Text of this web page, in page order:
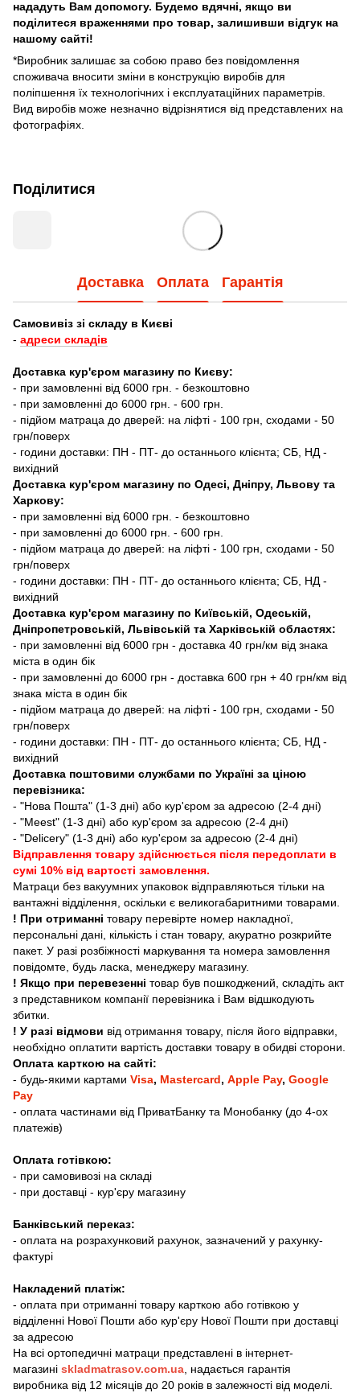
нададуть Вам допомогу. Будемо вдячні, якщо ви
поділитеся враженнями про товар, залишивши відгук на
нашому сайті!
*Виробник залишає за собою право без повідомлення
споживача вносити зміни в конструкцію виробів для
поліпшення їх технологічних і експлуатаційних параметрів.
Вид виробів може незначно відрізнятися від представлених на
фотографіях.
Поділитися
Доставка Оплата Гарантія
Самовивіз зі складу в Києві
- адреси складів
Доставка кур'єром магазину по Києву:
- при замовленні від 6000 грн. - безкоштовно
- при замовленні до 6000 грн. - 600 грн.
- підйом матраца до дверей: на ліфті - 100 грн, сходами - 50
грн/поверх
- години доставки: ПН - ПТ- до останнього клієнта; СБ, НД -
вихідний
Доставка кур'єром магазину по Одесі, Дніпру, Львову та
Харкову:
- при замовленні від 6000 грн. - безкоштовно
- при замовленні до 6000 грн. - 600 грн.
- підйом матраца до дверей: на ліфті - 100 грн, сходами - 50
грн/поверх
- години доставки: ПН - ПТ- до останнього клієнта; СБ, НД -
вихідний
Доставка кур'єром магазину по Київській, Одеській,
Дніпропетровській, Львівській та Харківській областях:
- при замовленні від 6000 грн - доставка 40 грн/км від знака
міста в один бік
- при замовленні до 6000 грн - доставка 600 грн + 40 грн/км від
знака міста в один бік
- підйом матраца до дверей: на ліфті - 100 грн, сходами - 50
грн/поверх
- години доставки: ПН - ПТ- до останнього клієнта; СБ, НД -
вихідний
Доставка поштовими службами по Україні за ціною
перевізника:
- "Нова Пошта" (1-3 дні) або кур'єром за адресою (2-4 дні)
- "Meest" (1-3 дні) або кур'єром за адресою (2-4 дні)
- "Delicery" (1-3 дні) або кур'єром за адресою (2-4 дні)
Відправлення товару здійснюється після передоплати в
сумі 10% від вартості замовлення.
Матраци без вакуумних упаковок відправляються тільки на
вантажні відділення, оскільки є великогабаритними товарами.
! При отриманні товару перевірте номер накладної,
персональні дані, кількість і стан товару, акуратно розкрийте
пакет. У разі розбіжності маркування та номера замовлення
повідомте, будь ласка, менеджеру магазину.
! Якщо при перевезенні товар був пошкоджений, складіть акт
з представником компанії перевізника і Вам відшкодують
збитки.
! У разі відмови від отримання товару, після його відправки,
необхідно оплатити вартість доставки товару в обидві сторони.
Оплата карткою на сайті:
- будь-якими картами Visa, Mastercard, Apple Pay, Google
Pay
- оплата частинами від ПриватБанку та Монобанку (до 4-ох
платежів)
Оплата готівкою:
- при самовивозі на складі
- при доставці - кур'єру магазину
Банківський переказ:
- оплата на розрахунковий рахунок, зазначений у рахунку-
фактурі
Накладений платіж:
- оплата при отриманні товару карткою або готівкою у
відділенні Нової Пошти або кур'єру Нової Пошти при доставці
за адресою
На всі ортопедичні матраци представлені в інтернет-
магазині skladmatrasov.com.ua , надається гарантія
виробника від 12 місяців до 20 років в залежності від моделі.